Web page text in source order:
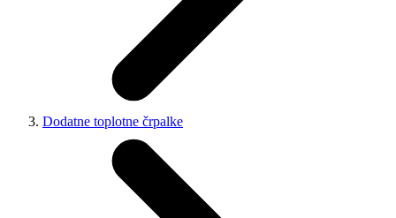
Dodatne toplotne črpalke